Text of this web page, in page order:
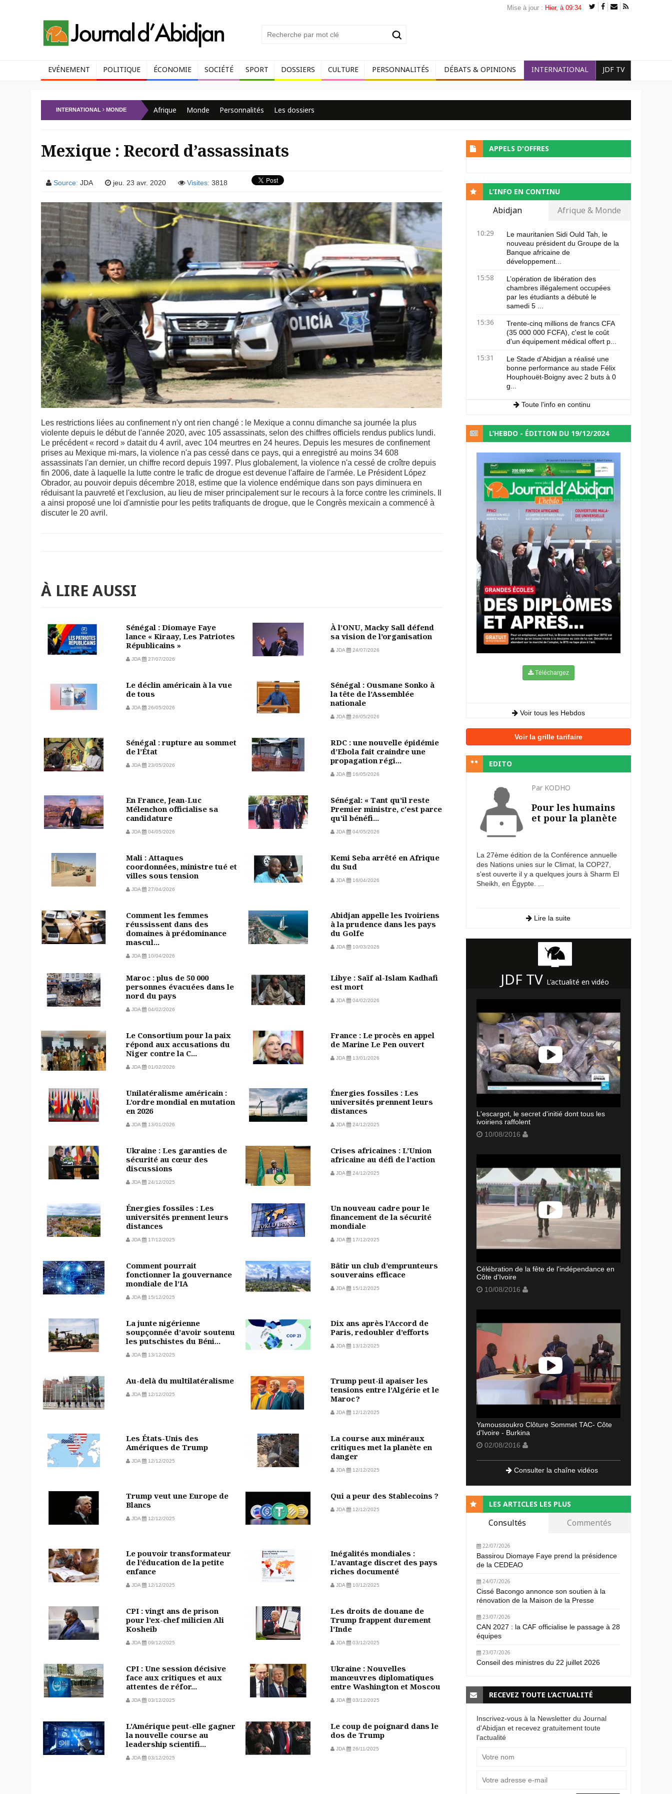
Mise à jour : Hier, à 09:34
EVÉNEMENT POLITIQUE ÉCONOMIE SOCIÉTÉ SPORT DOSSIERS CULTURE PERSONNALITÉS DÉBATS & OPINIONS INTERNATIONAL JDF TV
INTERNATIONAL MONDE Afrique Monde Personnalités Les dossiers
Mexique : Record d’assassinats
Source: JDA jeu. 23 avr. 2020 Visites: 3818
Les restrictions liées au confinement n'y ont rien changé : le Mexique a connu dimanche sa journée la plus
violente depuis le début de l'année 2020, avec 105 assassinats, selon des chiffres officiels rendus publics lundi.
Le précédent « record » datait du 4 avril, avec 104 meurtres en 24 heures. Depuis les mesures de confinement
prises au Mexique mi-mars, la violence n'a pas cessé dans ce pays, qui a enregistré au moins 34 608
assassinats l'an dernier, un chiffre record depuis 1997. Plus globalement, la violence n'a cessé de croître depuis
fin 2006, date à laquelle la lutte contre le trafic de drogue est devenue l'affaire de l'armée. Le Président López
Obrador, au pouvoir depuis décembre 2018, estime que la violence endémique dans son pays diminuera en
réduisant la pauvreté et l'exclusion, au lieu de miser principalement sur le recours à la force contre les criminels. Il
a ainsi proposé une loi d'amnistie pour les petits trafiquants de drogue, que le Congrès mexicain a commencé à
discuter le 20 avril.
À LIRE AUSSI
Sénégal : Diomaye Faye
lance « Kiraay, Les Patriotes
Républicains »
JDA 27/07/2026
À l’ONU, Macky Sall défend
sa vision de l’organisation
JDA 24/07/2026
Le déclin américain à la vue
de tous
JDA 26/05/2026
Sénégal : Ousmane Sonko à
la tête de l’Assemblée
nationale
JDA 26/05/2026
Sénégal : rupture au sommet
de l’État
JDA 23/05/2026
RDC : une nouvelle épidémie
d’Ebola fait craindre une
propagation régi...
JDA 16/05/2026
En France, Jean-Luc
Mélenchon officialise sa
candidature
JDA 04/05/2026
Sénégal: « Tant qu'il reste
Premier ministre, c'est parce
qu'il bénéfi...
JDA 04/05/2026
Mali : Attaques
coordonnées, ministre tué et
villes sous tension
JDA 27/04/2026
Kemi Seba arrêté en Afrique
du Sud
JDA 16/04/2026
Comment les femmes
réussissent dans des
domaines à prédominance
mascul...
JDA 10/04/2026
Abidjan appelle les Ivoiriens
à la prudence dans les pays
du Golfe
JDA 10/03/2026
Maroc : plus de 50 000
personnes évacuées dans le
nord du pays
JDA 04/02/2026
Libye : Saïf al-Islam Kadhafi
est mort
JDA 04/02/2026
Le Consortium pour la paix
répond aux accusations du
Niger contre la C...
JDA 01/02/2026
France : Le procès en appel
de Marine Le Pen ouvert
JDA 13/01/2026
Unilatéralisme américain :
L’ordre mondial en mutation
en 2026
JDA 13/01/2026
Énergies fossiles : Les
universités prennent leurs
distances
JDA 24/12/2025
Ukraine : Les garanties de
sécurité au cœur des
discussions
JDA 24/12/2025
Crises africaines : L’Union
africaine au défi de l’action
JDA 24/12/2025
Énergies fossiles : Les
universités prennent leurs
distances
JDA 17/12/2025
Un nouveau cadre pour le
financement de la sécurité
mondiale
JDA 17/12/2025
Comment pourrait
fonctionner la gouvernance
mondiale de l’IA
JDA 15/12/2025
Bâtir un club d’emprunteurs
souverains efficace
JDA 15/12/2025
La junte nigérienne
soupçonnée d’avoir soutenu
les putschistes du Béni...
JDA 13/12/2025
Dix ans après l’Accord de
Paris, redoubler d’efforts
JDA 13/12/2025
Au-delà du multilatéralisme
JDA 12/12/2025
Trump peut-il apaiser les
tensions entre l’Algérie et le
Maroc ?
JDA 12/12/2025
Les États-Unis des
Amériques de Trump
JDA 12/12/2025
La course aux minéraux
critiques met la planète en
danger
JDA 12/12/2025
Trump veut une Europe de
Blancs
JDA 12/12/2025
Qui a peur des Stablecoins ?
JDA 12/12/2025
Le pouvoir transformateur
de l’éducation de la petite
enfance
JDA 12/12/2025
Inégalités mondiales :
L’avantage discret des pays
riches documenté
JDA 10/12/2025
CPI : vingt ans de prison
pour l’ex-chef milicien Ali
Kosheib
JDA 09/12/2025
Les droits de douane de
Trump frappent durement
l'Inde
JDA 03/12/2025
CPI : Une session décisive
face aux critiques et aux
attentes de réfor...
JDA 03/12/2025
Ukraine : Nouvelles
manœuvres diplomatiques
entre Washington et Moscou
JDA 03/12/2025
L'Amérique peut-elle gagner
la nouvelle course au
leadership scientifi...
JDA 03/12/2025
Le coup de poignard dans le
dos de Trump
JDA 26/11/2025
APPELS D'OFFRES
L’INFO EN CONTINU
Abidjan Afrique & Monde
10:29
Le mauritanien Sidi Ould Tah, le
nouveau président du Groupe de la
Banque africaine de
développement...
15:58
L’opération de libération des
chambres illégalement occupées
par les étudiants a débuté le
samedi 5 ...
15:36
Trente-cinq millions de francs CFA
(35 000 000 FCFA), c'est le coût
d'un équipement médical offert p...
15:31
Le Stade d’Abidjan a réalisé une
bonne performance au stade Félix
Houphouët-Boigny avec 2 buts à 0
g...
Toute l'info en continu
L’HEBDO - ÉDITION DU 19/12/2024
Téléchargez
Voir tous les Hebdos
Voir la grille tarifaire
EDITO
Par KODHO
Pour les humains
et pour la planète
La 27ème édition de la Conférence annuelle
des Nations unies sur le Climat, la COP27,
s'est ouverte il y a quelques jours à Sharm El
Sheikh, en Égypte. ...
Lire la suite
JDF TV L'actualité en vidéo
L'escargot, le secret d'initié dont tous les
ivoiriens raffolent
10/08/2016
Célébration de la fête de l'indépendance en
Côte d'Ivoire
10/08/2016
Yamoussoukro Clôture Sommet TAC- Côte
d'Ivoire - Burkina
02/08/2016
Consulter la chaîne vidéos
LES ARTICLES LES PLUS
Consultés Commentés
22/07/2026
Bassirou Diomaye Faye prend la présidence
de la CEDEAO
24/07/2026
Cissé Bacongo annonce son soutien à la
rénovation de la Maison de la Presse
23/07/2026
CAN 2027 : la CAF officialise le passage à 28
équipes
23/07/2026
Conseil des ministres du 22 juillet 2026
RECEVEZ TOUTE L’ACTUALITÉ
Inscrivez-vous à la Newsletter du Journal
d'Abidjan et recevez gratuitement toute
l’actualité